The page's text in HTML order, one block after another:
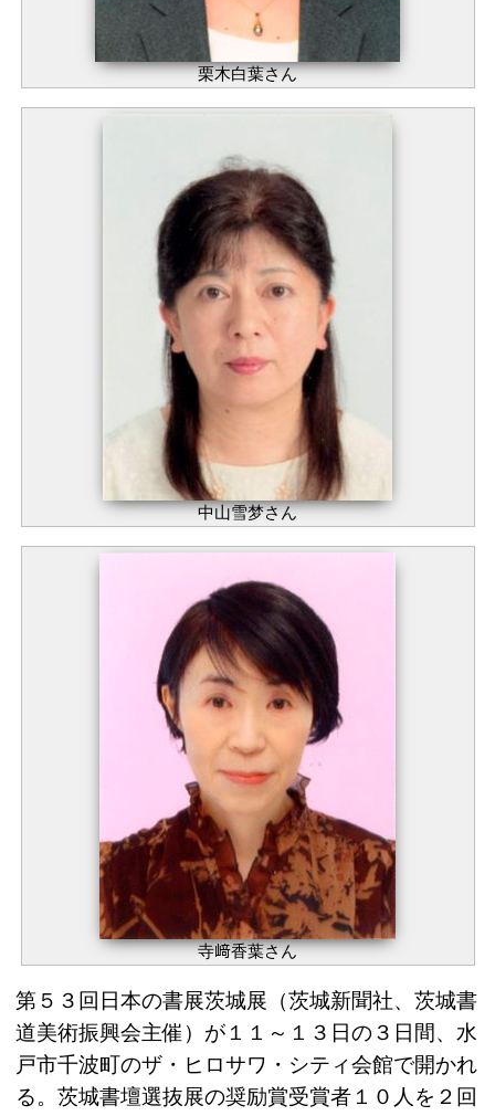
栗木白葉さん
中山雪梦さん
寺﨑香葉さん
第５３回日本の書展茨城展（茨城新聞社、茨城書
道美術振興会主催）が１１～１３日の３日間、水
戸市千波町のザ・ヒロサワ・シティ会館で開かれ
る。茨城書壇選抜展の奨励賞受賞者１０人を２回